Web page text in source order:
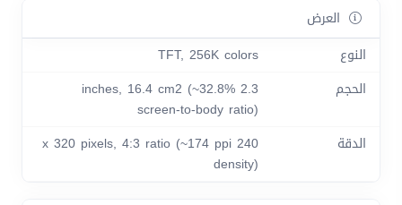
العرض
النوع
TFT, 256K colors
الحجم
2.3 inches, 16.4 cm2 (~32.8%
screen-to-body ratio)
الدقة
240 x 320 pixels, 4:3 ratio (~174 ppi
density)